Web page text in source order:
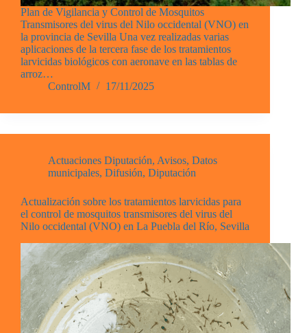
Plan de Vigilancia y Control de Mosquitos
Transmisores del virus del Nilo occidental (VNO) en
la provincia de Sevilla Una vez realizadas varias
aplicaciones de la tercera fase de los tratamientos
larvicidas biológicos con aeronave en las tablas de
arroz…
ControlM
17/11/2025
Actuaciones Diputación, Avisos, Datos
municipales, Difusión, Diputación
Actualización sobre los tratamientos larvicidas para
el control de mosquitos transmisores del virus del
Nilo occidental (VNO) en La Puebla del Río, Sevilla